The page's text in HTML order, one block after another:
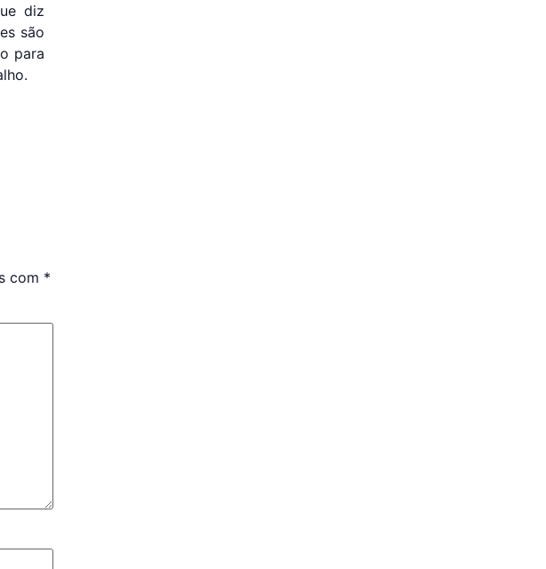
diz
são
para
com *